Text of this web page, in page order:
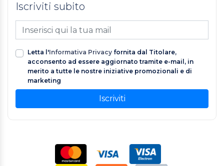
Iscriviti subito
Letta l'Informativa Privacy fornita dal Titolare,
acconsento ad essere aggiornato tramite e-mail, in
merito a tutte le nostre iniziative promozionali e di
marketing
Iscriviti